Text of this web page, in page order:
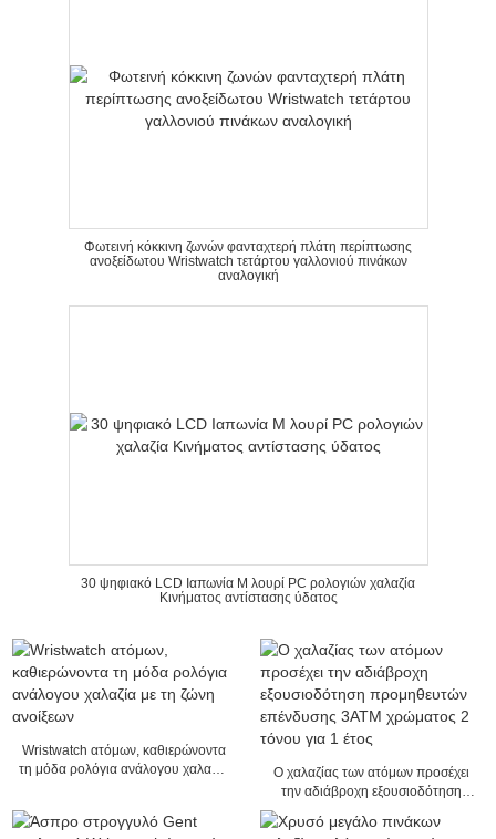
Φωτεινή κόκκινη ζωνών φανταχτερή πλάτη περίπτωσης
ανοξείδωτου Wristwatch τετάρτου γαλλονιού πινάκων
αναλογική
30 ψηφιακό LCD Ιαπωνία Μ λουρί PC ρολογιών χαλαζία
Κινήματος αντίστασης ύδατος
Wristwatch ατόμων, καθιερώνοντα
τη μόδα ρολόγια ανάλογου χαλαζία
Ο χαλαζίας των ατόμων προσέχει
την αδιάβροχη εξουσιοδότηση
χρώματος 2 τόνου για 1 έτος